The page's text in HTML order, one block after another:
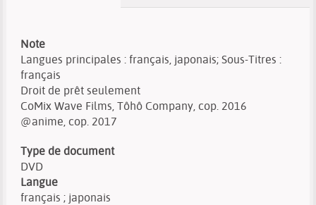
Note
Langues principales : français, japonais; Sous-Titres :
français
Droit de prêt seulement
CoMix Wave Films, Tôhô Company, cop. 2016
@anime, cop. 2017
Type de document
DVD
Langue
français ; japonais